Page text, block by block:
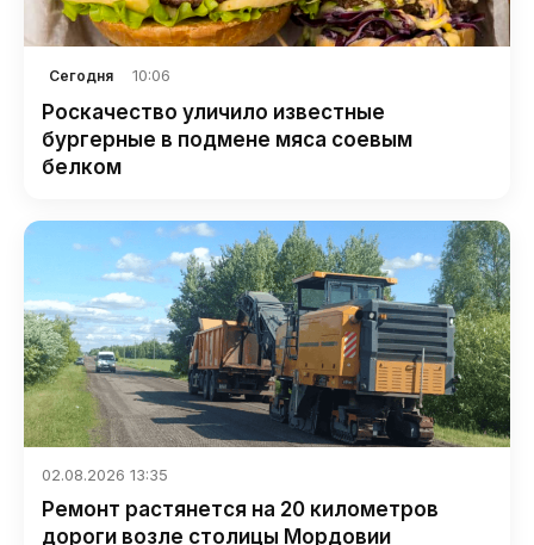
Сегодня 10:06
Роскачество уличило известные
бургерные в подмене мяса соевым
белком
02.08.2026 13:35
Ремонт растянется на 20 километров
дороги возле столицы Мордовии